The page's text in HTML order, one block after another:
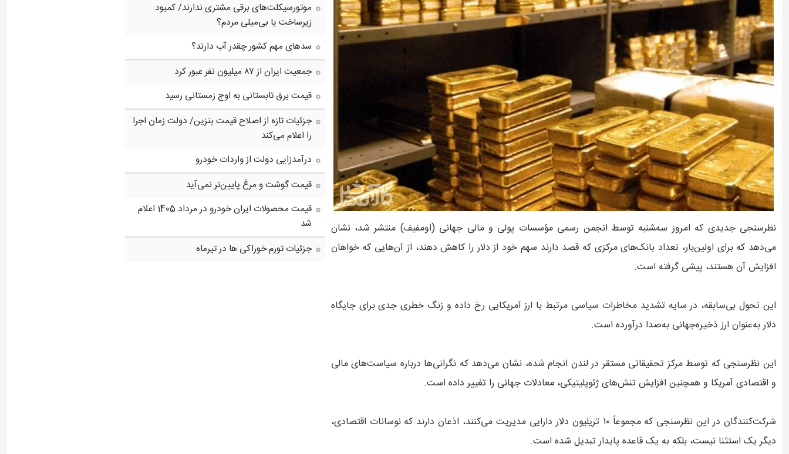
نظرسنجی جدیدی که امروز سه‌‍شنبه توسط انجمن رسمی مؤسسات پولی و مالی جهانی (اومفیف) منتشر شد، نشان
می‌دهد که برای اولین‌بار، تعداد بانک‌های مرکزی که قصد دارند سهم خود از دلار را کاهش دهند، از آن‌هایی که خواهان
افزایش آن هستند، پیشی گرفته است.
این تحول بی‌سابقه، در سایه تشدید مخاطرات سیاسی مرتبط با ارز آمریکایی رخ داده و زنگ خطری جدی برای جایگاه
دلار به‌عنوان ارز ذخیره‌جهانی به‌صدا درآورده است.
این نظرسنجی که توسط مرکز تحقیقاتی مستقر در لندن انجام شده، نشان می‌دهد که نگرانی‌ها درباره سیاست‌های مالی
و اقتصادی آمریکا و همچنین افزایش تنش‌های ژئوپلیتیکی، معادلات جهانی را تغییر داده است.
شرکت‌کنندگان در این نظرسنجی که مجموعاً ۱۰ تریلیون دلار دارایی مدیریت می‌کنند، اذعان دارند که نوسانات اقتصادی،
دیگر یک استثنا نیست، بلکه به یک قاعده پایدار تبدیل شده است.
موتورسیکلت‌های برقی مشتری ندارند/ کمبود
زیرساخت یا بی‌میلی مردم؟
سدهای مهم کشور چقدر آب دارند؟
جمعیت ایران از ۸۷ میلیون نفر عبور کرد
قیمت برق تابستانی به اوج زمستانی رسید
جزئیات تازه از اصلاح قیمت بنزین/ دولت زمان اجرا
را اعلام می‌کند
درآمدزایی دولت از واردات خودرو
قیمت گوشت و مرغ پایین‌تر نمی‌آید
قیمت محصولات ایران خودرو در مرداد 1405 اعلام
شد
جزئیات تورم خوراکی ها در تیرماه